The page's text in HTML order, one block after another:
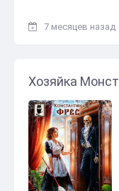
7 месяцев назад